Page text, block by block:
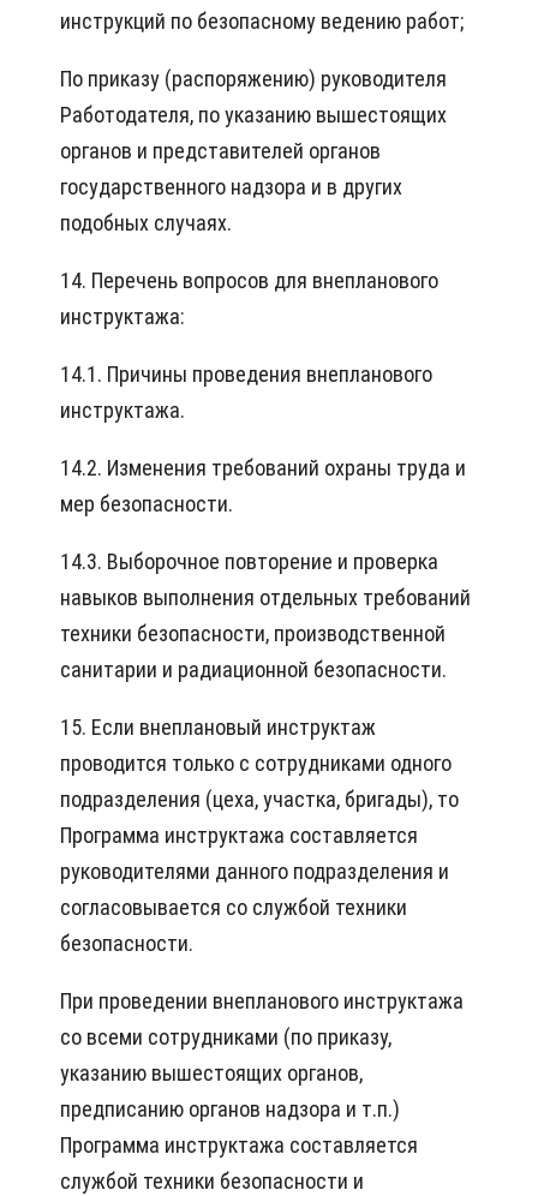
инструкций по безопасному ведению работ;
По приказу (распоряжению) руководителя
Работодателя, по указанию вышестоящих
органов и представителей органов
государственного надзора и в других
подобных случаях.
14. Перечень вопросов для внепланового
инструктажа:
14.1. Причины проведения внепланового
инструктажа.
14.2. Изменения требований охраны труда и
мер безопасности.
14.3. Выборочное повторение и проверка
навыков выполнения отдельных требований
техники безопасности, производственной
санитарии и радиационной безопасности.
15. Если внеплановый инструктаж
проводится только с сотрудниками одного
подразделения (цеха, участка, бригады), то
Программа инструктажа составляется
руководителями данного подразделения и
согласовывается со службой техники
безопасности.
При проведении внепланового инструктажа
со всеми сотрудниками (по приказу,
указанию вышестоящих органов,
предписанию органов надзора и т.п.)
Программа инструктажа составляется
службой техники безопасности и